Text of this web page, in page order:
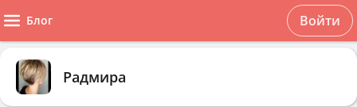
Блог Войти
Радмира